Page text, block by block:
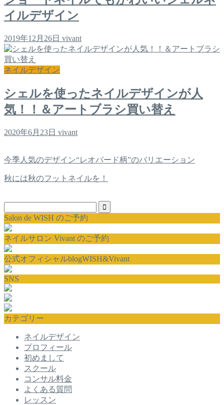
イルデザイン
2019年12月26日 vivant
ネイルデザイン
シェルを使ったネイルデザインが人
気！！＆アートブラシ買い替え
2020年6月23日 vivant
今季人気のデザイン“レオパード柄”のバリエーション
秋には秋のフットネイルを！
Salon de WISH のご予約
ネイルサロン Vivant のご予約
公式オフィシャルblogWISH&Vivant
SNS
カテゴリー
ネイルデザイン
プロフィール
初めまして
スクール
コンサル料金
よくある質問
レッスン